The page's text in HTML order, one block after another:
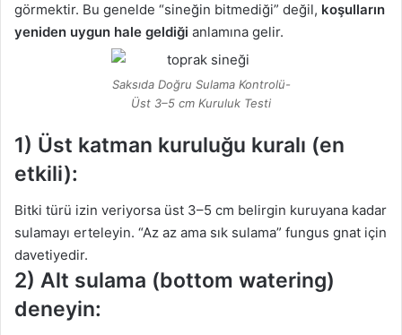
görmektir. Bu genelde “sineğin bitmediği” değil, koşulların
yeniden uygun hale geldiği anlamına gelir.
Saksıda Doğru Sulama Kontrolü-
Üst 3–5 cm Kuruluk Testi
1) Üst katman kuruluğu kuralı (en
etkili):
Bitki türü izin veriyorsa üst 3–5 cm belirgin kuruyana kadar
sulamayı erteleyin. “Az az ama sık sulama” fungus gnat için
davetiyedir.
2) Alt sulama (bottom watering)
deneyin: